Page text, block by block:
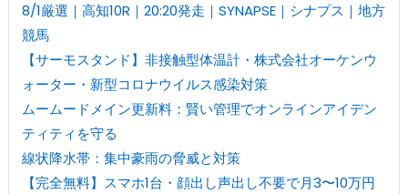
8/1厳選｜高知10R｜20:20発走｜SYNAPSE｜シナプス｜地方
競馬
【サーモスタンド】非接触型体温計・株式会社オーケンウ
ォーター・新型コロナウイルス感染対策
ムームードメイン更新料：賢い管理でオンラインアイデン
ティティを守る
線状降水帯：集中豪雨の脅威と対策
【完全無料】スマホ1台・顔出し声出し不要で月3〜10万円